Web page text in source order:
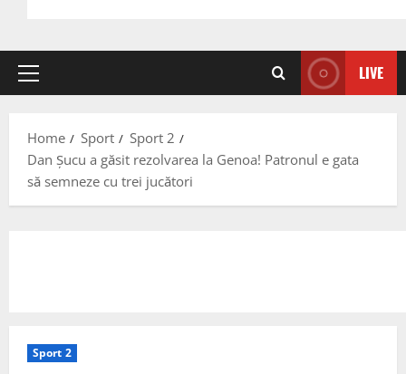
Primary
LIVE
Home Sport
Sport 2
Dan Șucu a găsit rezolvarea la Genoa! Patronul e gata
să semneze cu trei jucători
Sport 2